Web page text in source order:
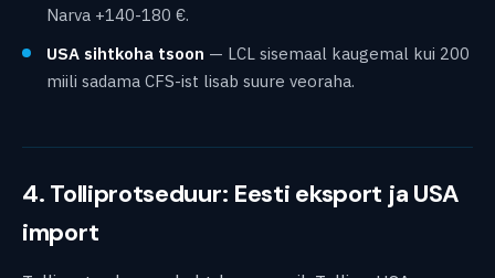
Narva +140-180 €.
USA sihtkoha tsoon — LCL sisemaal kaugemal kui 200
miili sadama CFS-ist lisab suure veoraha.
4. Tolliprotseduur: Eesti eksport ja USA
import